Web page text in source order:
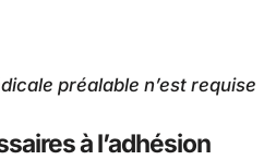
préalable n’est requise
à l’adhésion